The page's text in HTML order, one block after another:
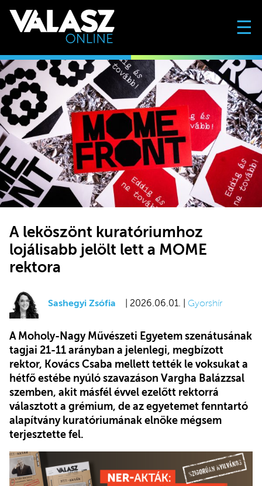
☰
A leköszönt kuratóriumhoz
lojálisabb jelölt lett a MOME
rektora
Sashegyi Zsófia | 2026.06.01. | Gyorshír
A Moholy-Nagy Művészeti Egyetem szenátusának
tagjai 21-11 arányban a jelenlegi, megbízott
rektor, Kovács Csaba mellett tették le voksukat a
hétfő estébe nyúló szavazáson Vargha Balázzsal
szemben, akit másfél évvel ezelőtt rektorrá
választott a grémium, de az egyetemet fenntartó
alapítvány kuratóriumának elnöke mégsem
terjesztette fel.